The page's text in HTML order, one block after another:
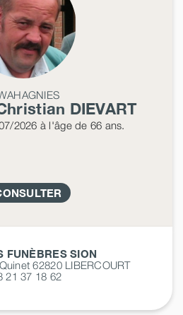
DIEVART
2026 à l'âge de 66 ans.
FUNÈBRES SION
62820 LIBERCOURT
21 37 18 62